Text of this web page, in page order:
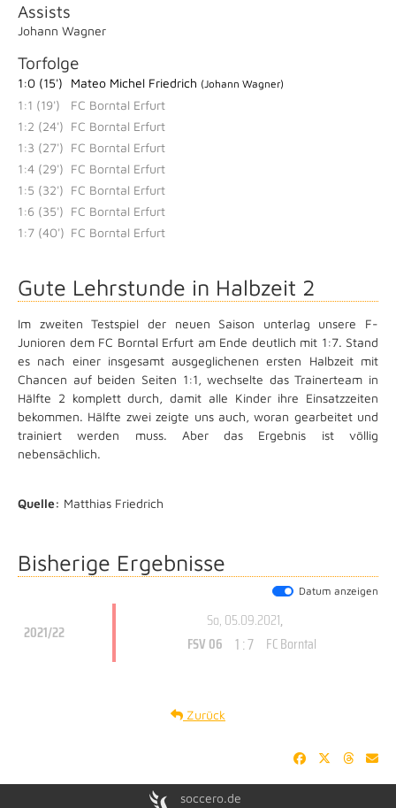
Assists
Johann Wagner
Torfolge
1:0 (15') Mateo Michel Friedrich (Johann Wagner)
1:1 (19')
FC Borntal Erfurt
1:2 (24') FC Borntal Erfurt
1:3 (27') FC Borntal Erfurt
1:4 (29') FC Borntal Erfurt
1:5 (32') FC Borntal Erfurt
1:6 (35') FC Borntal Erfurt
1:7 (40') FC Borntal Erfurt
Gute Lehrstunde in Halbzeit 2
Im zweiten Testspiel der neuen Saison unterlag unsere F-
Junioren dem FC Borntal Erfurt am Ende deutlich mit 1:7. Stand
es nach einer insgesamt ausgeglichenen ersten Halbzeit mit
Chancen auf beiden Seiten 1:1, wechselte das Trainerteam in
Hälfte 2 komplett durch, damit alle Kinder ihre Einsatzzeiten
bekommen. Hälfte zwei zeigte uns auch, woran gearbeitet und
trainiert werden muss. Aber das Ergebnis ist völlig
nebensächlich.
Quelle: Matthias Friedrich
Bisherige Ergebnisse
Datum anzeigen
2021/22
So, 05.09.2021,
FSV 06 1 : 7 FC Borntal
Zurück
soccero.de